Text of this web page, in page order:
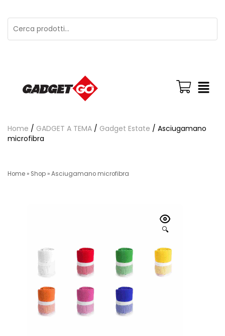
Home / GADGET A TEMA / Gadget Estate / Asciugamano
microfibra
Home » Shop »Asciugamano microfibra
🔍